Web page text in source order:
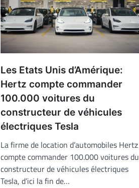
Les Etats Unis d’Amérique:
Hertz compte commander
100.000 voitures du
constructeur de véhicules
électriques Tesla
La firme de location d’automobiles Hertz
compte commander 100.000 voitures du
constructeur de véhicules électriques
Tesla, d’ici la fin de…